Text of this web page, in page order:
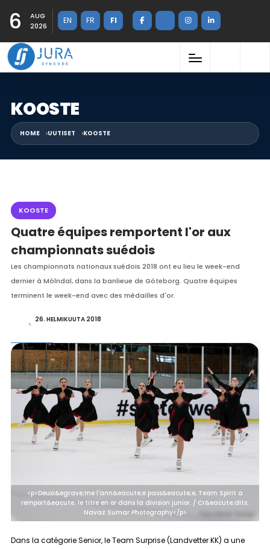
6
AUG
2026
EN FR FI
KOOSTE
HOME UUTISET KOOSTE
KOOSTE
Quatre équipes remportent l'or aux
championnats suédois
Les championnats nationaux suédois 2018 ont eu lieu le week-end
dernier à Mölndal, dans la banlieue de Göteborg. Quatre équipes
terminent le week-end avec des médailles d'or.
26. HELMIKUUTA 2018
<p>Deuxi&egrave;me l'ann&eacute;e pass&eacute;e, Team Spirit a
remport&eacute; le titre en or dans la division junior. / Cr&eacute;dits:
Navaz Sumar Photography</p>
Dans la catégorieSenior, le Team Surprise (Landvetter KK) a une